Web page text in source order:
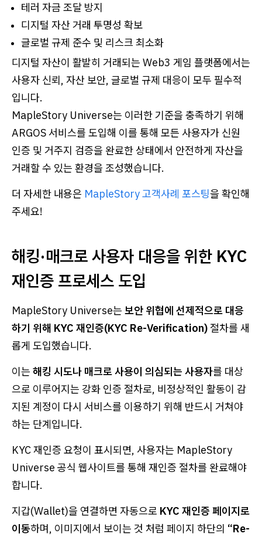
테러 자금 조달 방지
디지털 자산 거래 투명성 확보
글로벌 규제 준수 및 리스크 최소화
디지털 자산이 활발히 거래되는 Web3 게임 플랫폼에서는
사용자 신뢰, 자산 보안, 글로벌 규제 대응이 모두 필수적
입니다.
MapleStory Universe는 이러한 기준을 충족하기 위해
ARGOS 서비스를 도입해 이를 통해 모든 사용자가 신원
인증 및 거주지 검증을 완료한 상태에서 안전하게 자산을
거래할 수 있는 환경을 조성했습니다.
더 자세한 내용은 MapleStory 고객사례 포스팅을 확인해
주세요!
해킹·매크로 사용자 대응을 위한 KYC
재인증 프로세스 도입
MapleStory Universe는 보안 위협에 선제적으로 대응
하기 위해 KYC 재인증(KYC Re-Verification) 절차를 새
롭게 도입했습니다.
이는 해킹 시도나 매크로 사용이 의심되는 사용자를 대상
으로 이루어지는 강화 인증 절차로, 비정상적인 활동이 감
지된 계정이 다시 서비스를 이용하기 위해 반드시 거쳐야
하는 단계입니다.
KYC 재인증 요청이 표시되면, 사용자는 MapleStory
Universe 공식 웹사이트를 통해 재인증 절차를 완료해야
합니다.
지갑(Wallet)을 연결하면 자동으로 KYC 재인증 페이지로
이동하며, 이미지에서 보이는 것 처럼 페이지 하단의 “Re-